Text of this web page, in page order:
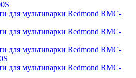
для мультиварки Redmond RMC-
для мультиварки Redmond RMC-
для мультиварки Redmond RMC-
для мультиварки Redmond RMC-